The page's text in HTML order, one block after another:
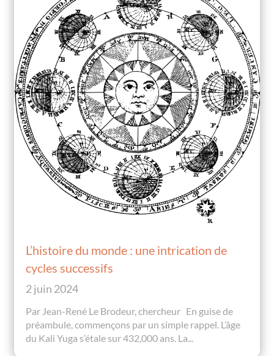
L’histoire du monde : une intrication de
cycles successifs
2 juin 2024
Par Jean-René Le Brodeur, chercheur En guise de
préambule, commençons par un simple rappel. L’âge
du Kali Yuga s’étale sur 432,000 ans. La...